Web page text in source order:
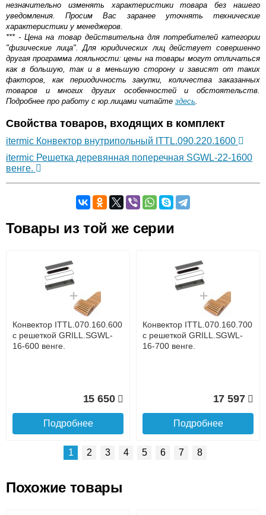
незначительно изменять характеристики товара без нашего
уведомления. Просим Вас заранее уточнять технические
характеристики у менеджеров.
*** - Цена на товар действительна для потребителей категории
"физические лица". Для юридических лиц действует совершенно
другая программа лояльности: цены на товары могут отличаться
как в большую, так и в меньшую сторону и зависят от таких
факторов, как периодичность закупки, количества заказанных
товаров и многих других особенностей и обстоятельств.
Подробнее про работу с юр.лицами читайте здесь.
Свойства товаров, входящих в комплект
itermic Конвектор внутрипольный ITTL.090.220.1600
itermic Решетка деревянная поперечная SGWL-22-1600
венге.
Оставьте отзыв
Доставка сантехники по Москве и Московской области
Наличный расчёт
Банковской картой на сайте в режиме реального
времени
Банковской картой при получении товара как при
доставке, так и самовывозом
Интернет-деньгами (Yandex-деньги, Web-money,
Qiwi-кошельки и другие).
Безналичный расчёт (возможно и с НДС)
Товары из той же серии
Конвектор ITTL.070.160.600
с решеткой GRILL.SGWL-
16-600 венге.
15 650
Подробнее
Конвектор ITTL.070.160.700
с решеткой GRILL.SGWL-
16-700 венге.
17 597
Подробнее
1 2 3 4 5 6 7 8
Похожие товары